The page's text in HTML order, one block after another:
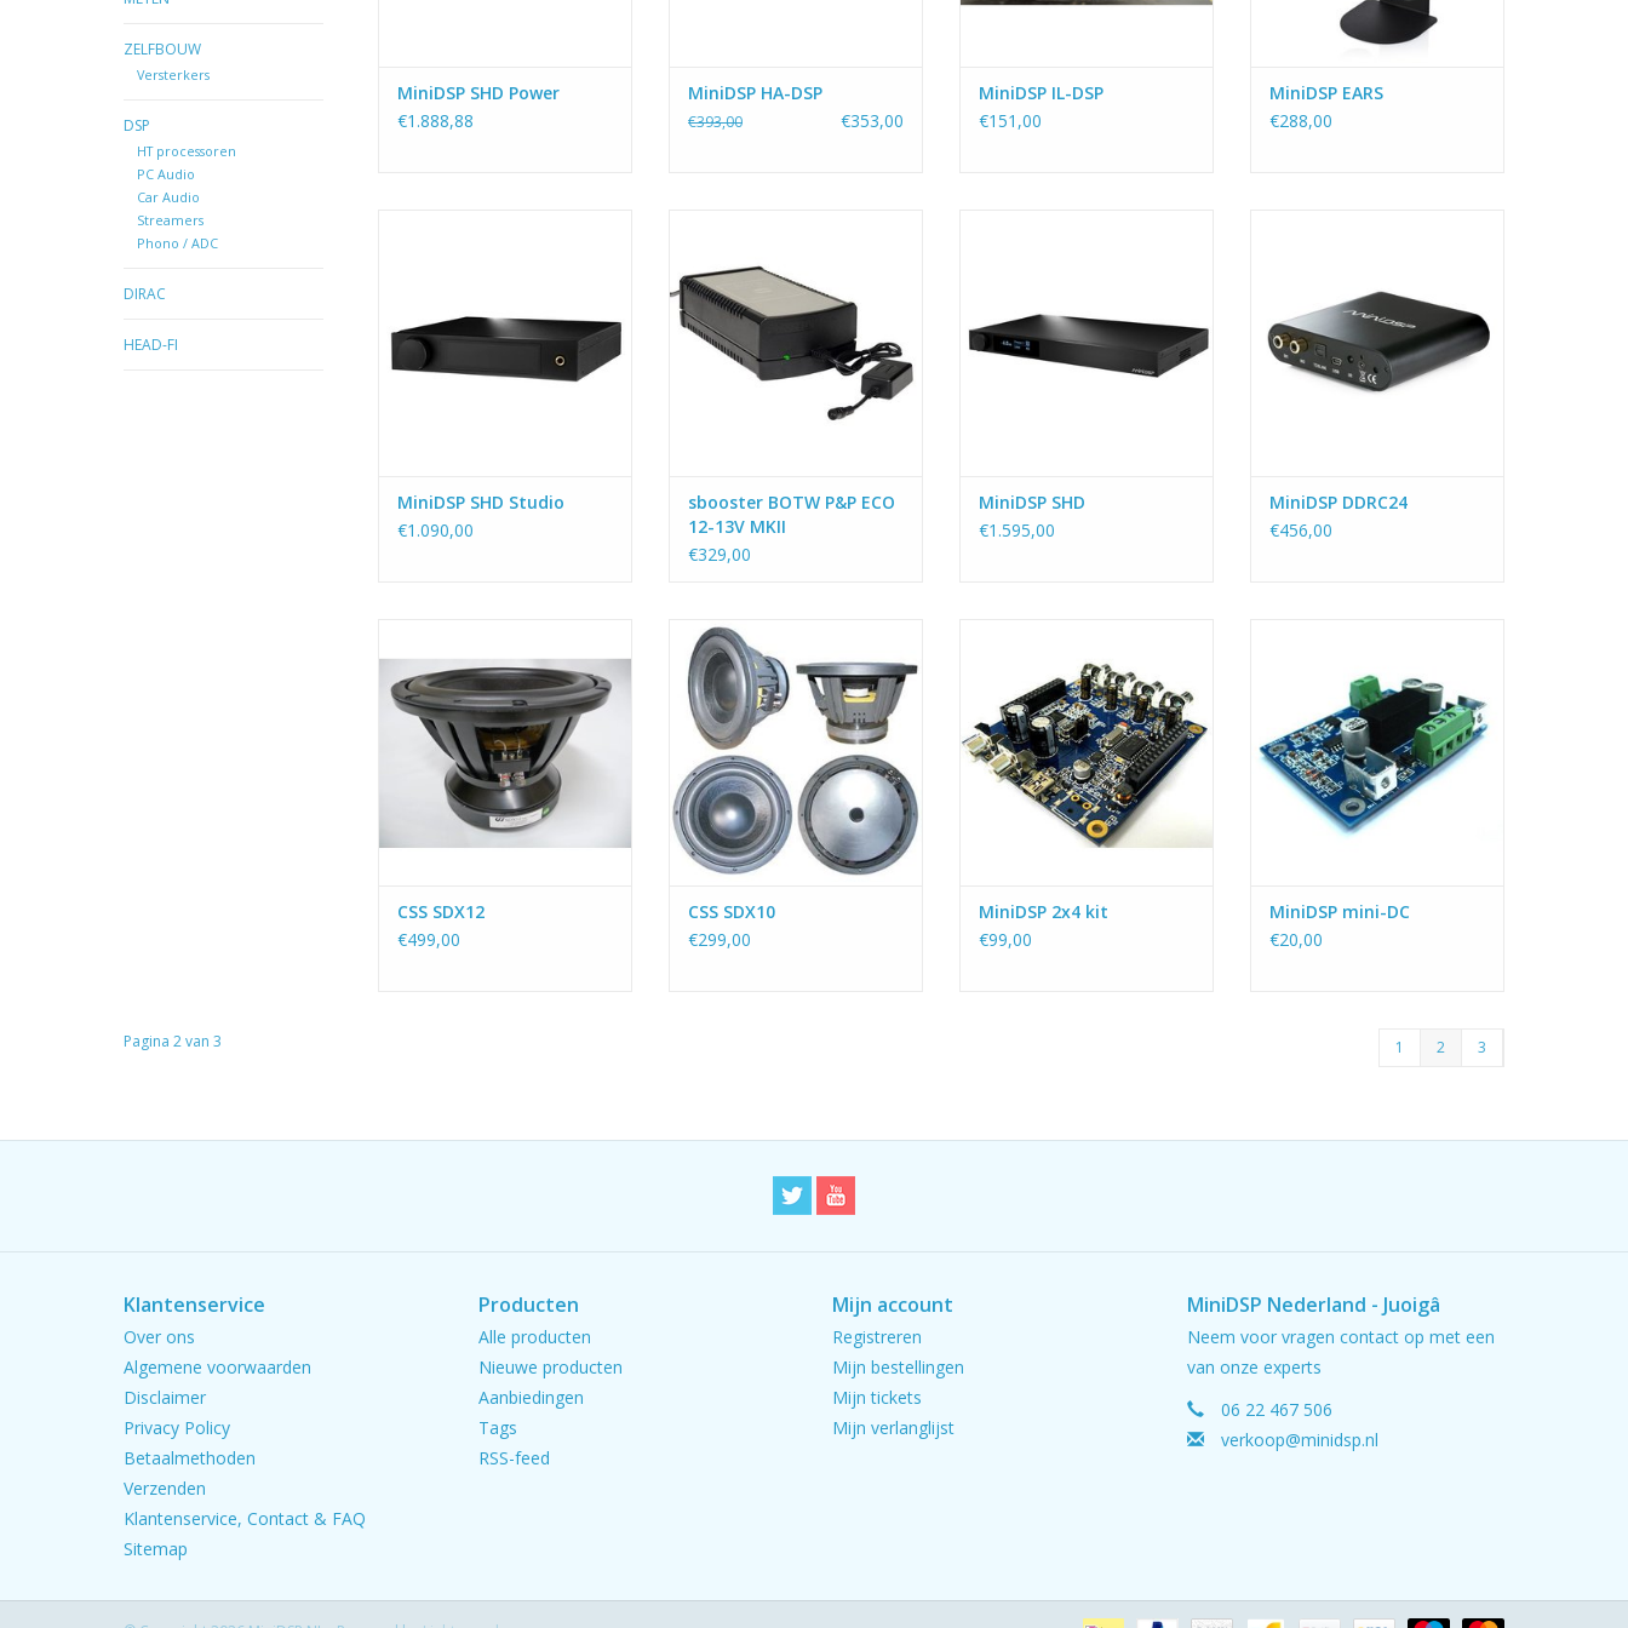
ZELFBOUW
Versterkers
DSP
HT processoren
PC Audio
Car Audio
Streamers
Phono / ADC
DIRAC
HEAD-FI
MiniDSP SHD Power
€1.888,88
MiniDSP HA-DSP
€393,00 €353,00
MiniDSP IL-DSP
€151,00
MiniDSP EARS
€288,00
ruimte correctie. Digitaal in&uit,
450MHz Sharc DSP processor,
DSP toolbox voor subwoofers of
MiniDSP SHD Studio
€1.090,00
voeding met geavanceerde
filtertechnieken zorgt er voor dat
uw miniDSP optimaal zal
TOEVOEGEN AAN WINKELWAGEN
sbooster BOTW P&P ECO
12-13V MKII
€329,00
ruimte correctie. Audiofiele 32bit
DAC en ADC, 450MHz Sharc DSP
processor, DSP toolbox voor
MiniDSP SHD
€1.595,00
Presets.
TOEVOEGEN AAN WINKELWAGEN
MiniDSP DDRC24
€456,00
klasse.
TOEVOEGEN AAN WINKELWAGEN
CSS SDX12
€499,00
Een 10" Woofer voor een
compacte maar krachtige
subwoofer.
TOEVOEGEN AAN WINKELWAGEN
CSS SDX10
€299,00
voor de doe-het-zelver.
TOEVOEGEN AAN WINKELWAGEN
MiniDSP 2x4 kit
€99,00
de miniDSP daar waar dat
meestal lastig is, bijvoorbeeld in
de auto.
TOEVOEGEN AAN WINKELWAGEN
MiniDSP mini-DC
€20,00
Pagina 2 van 3 1 2 3
Klantenservice
Over ons
Algemene voorwaarden
Disclaimer
Privacy Policy
Betaalmethoden
Verzenden
Klantenservice, Contact & FAQ
Sitemap
Producten
Alle producten
Nieuwe producten
Aanbiedingen
Tags
RSS-feed
Mijn account
Registreren
Mijn bestellingen
Mijn tickets
Mijn verlanglijst
MiniDSP Nederland - Juoigâ
Neem voor vragen contact op met een
van onze experts
06 22 467 506
verkoop@minidsp.nl